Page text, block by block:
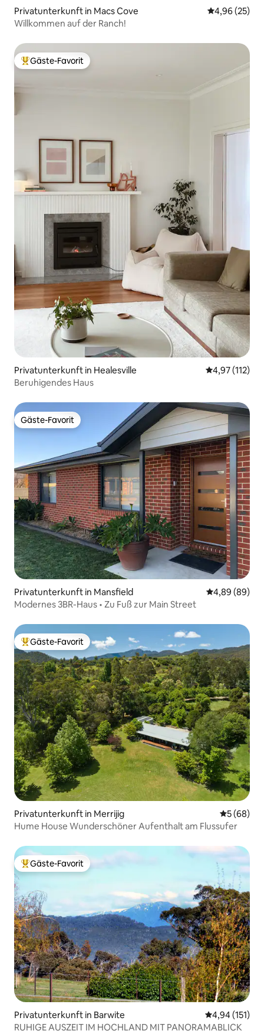
Privatunterkunft in Macs Cove
4,96 (25)
Willkommen auf der Ranch!
Beliebter Gäste-Favorit.
Gäste-Favorit
Privatunterkunft in Healesville
4,97 (112)
Beruhigendes Haus
Gäste-Favorit
Gäste-Favorit
Privatunterkunft in Mansfield
4,89 (89)
Modernes 3BR-Haus • Zu Fuß zur Main Street
Beliebter Gäste-Favorit.
Gäste-Favorit
Privatunterkunft in Merrijig
5 (68)
Hume House Wunderschöner Aufenthalt am Flussufer
Beliebter Gäste-Favorit.
Gäste-Favorit
Privatunterkunft in Barwite
4,94 (151)
RUHIGE AUSZEIT IM HOCHLAND MIT PANORAMABLICK